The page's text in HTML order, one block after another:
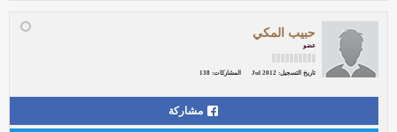
حبيب المكي
عضو
تاريخ التسجيل: Jul 2012 المشاركات: 138
مشاركة